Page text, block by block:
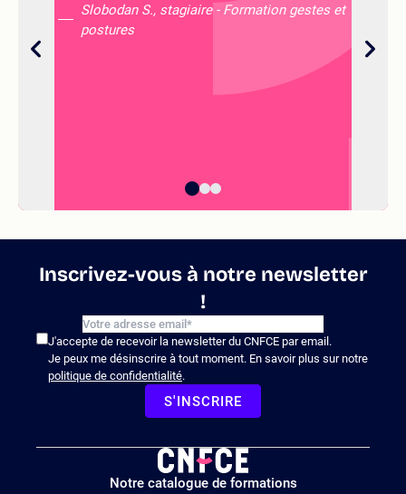
Slobodan S., stagiaire - Formation gestes et
postures
Inscrivez-vous à notre newsletter
!
J'accepte de recevoir la newsletter du CNFCE par email.
Je peux me désinscrire à tout moment. En savoir plus sur notre
politique de confidentialité.
S'INSCRIRE
Logo
site
Notre catalogue de formations